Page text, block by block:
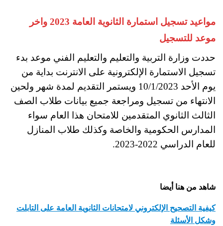
مواعيد تسجيل استمارة الثانوية العامة 2023 واخر
موعد للتسجيل
حددت وزارة التربية والتعليم والتعليم الفني موعد بدء
تسجيل الاستمارة الإلكترونية على الانترنت بداية من
يوم الأحد 10/1/2023 ويستمر التقديم لمدة شهر ولحين
الانتهاء من تسجيل ومراجعة جميع بيانات طلاب الصف
الثالث الثانوي المتقدمين للامتحان هذا العام سواء
المدارس الحكومية والخاصة وكذلك طلاب المنازل
للعام الدراسي 2022-2023.
شاهد من هنا أيضا
كيفية التصحيح الإلكتروني لامتحانات الثانوية العامة على التابلت
وشكل الأسئلة